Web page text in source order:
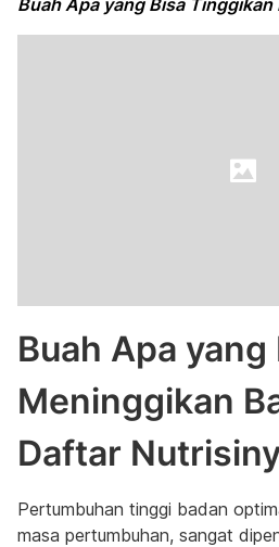
Buah Apa yang Bisa Tinggikan
Buah Apa yang
Meninggikan
Daftar
Pertumbuhan tinggi badan
masa pertumbuhan, sangat